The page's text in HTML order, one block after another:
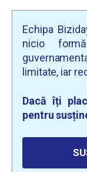
Echipa
nicio
limitate, iar
Dacă îți
pentru